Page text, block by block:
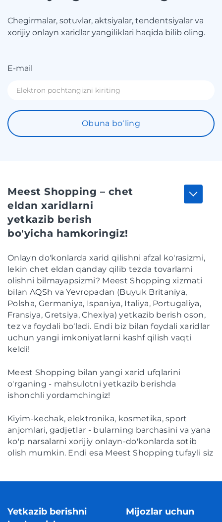
Chegirmalar, sotuvlar, aktsiyalar, tendentsiyalar va
xorijiy onlayn xaridlar yangiliklari haqida bilib oling.
E-mail
Obuna boʻling
Meest Shopping – chet
eldan xaridlarni
yetkazib berish
bo'yicha hamkoringiz!
Onlayn do'konlarda xarid qilishni afzal ko'rasizmi,
lekin chet eldan qanday qilib tezda tovarlarni
olishni bilmayapsizmi? Meest Shopping xizmati
bilan AQSh va Yevropadan (Buyuk Britaniya,
Polsha, Germaniya, Ispaniya, Italiya, Portugaliya,
Fransiya, Gretsiya, Chexiya) yetkazib berish oson,
tez va foydali bo‘ladi. Endi biz bilan foydali xaridlar
uchun yangi imkoniyatlarni kashf qilish vaqti
keldi!
Meest Shopping bilan yangi xarid ufqlarini
o'rganing - mahsulotni yetkazib berishda
ishonchli yordamchingiz!
Kiyim-kechak, elektronika, kosmetika, sport
anjomlari, gadjetlar - bularning barchasini va yana
ko'p narsalarni xorijiy onlayn-do'konlarda sotib
olish mumkin. Endi esa Meest Shopping tufayli siz
Yetkazib berishni
Mijozlar uchun